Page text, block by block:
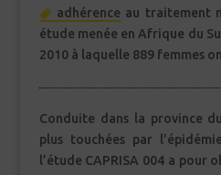
adhérence au traitement
étude menée en Afrique du
2010 à laquelle 889 femmes
Conduite dans la province
plus touchées par
l’étude CAPRISA 004 a